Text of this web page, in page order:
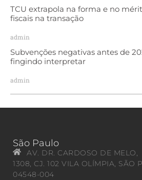
TCU extrapola na forma e no
fiscais na transação
admin
Subvenções negativas antes de
fingindo interpretar
admin
São Paulo
AV. DR. CARDOSO DE MELO,
1308, CJ. 102 VILA OLÍMPIA, SÃO
04548-004